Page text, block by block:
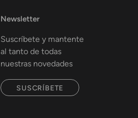
Newsletter
Suscríbete y mantente
al tanto de todas
nuestras novedades
SUSCRÍBETE